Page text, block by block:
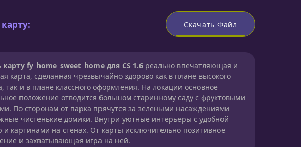
Скачать Файл
карту fy_home_sweet_home для CS 1.6 реально впечатляющая и
карта, сделанная чрезвычайно здорово как в плане высокого
так и в плане классного оформления. На локации основное
положение отводится большом старинному саду с фруктовыми
По сторонам от парка прячутся за зелеными насаждениями
чистенькие домики. Внутри уютные интерьеры с удобной
и картинами на стенах. От карты исключительно позитивное
и захватывающая игра на ней.